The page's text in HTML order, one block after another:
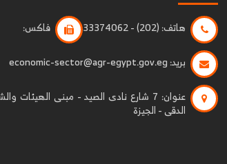
هاتف: (202) - 33374062
فاكس:
بريد:
عنوان:
7 شارع نادى الصيد - مبنى الهيئات
الدقى - الجيزة